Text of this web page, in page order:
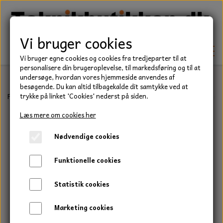
TEKNIK
KILEREMME
LEJER
PAKDÅSER
LÅSERINGE
BEFÆSTELSE
HAVE/PARK
UNIVERSALE REMME TIL PLÆNEKLIPPER OG
HAVETRAKTOR
TRAKTOR/ENTREPRENØR
Forside Befæstelse Bolte Stålsætbolt, Elgalvaniseret, Kvalitet
Vi bruger cookies
Vi bruger egne cookies og cookies fra tredjeparter til at
personalisere din brugeroplevelse, til markedsføring og til at
undersøge, hvordan vores hjemmeside anvendes af
besøgende. Du kan altid tilbagekalde dit samtykke ved at
trykke på linket 'Cookies' nederst på siden.
Læs mere om cookies her
Nødvendige cookies
Funktionelle cookies
Statistik cookies
Marketing cookies